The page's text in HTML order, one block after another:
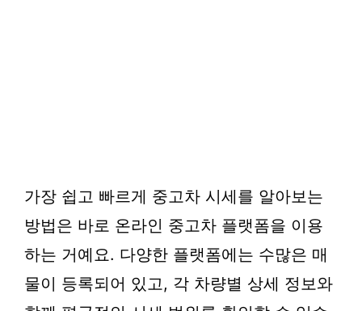
가장 쉽고 빠르게 중고차 시세를 알아보는
방법은 바로 온라인 중고차 플랫폼을 이용
하는 거예요. 다양한 플랫폼에는 수많은 매
물이 등록되어 있고, 각 차량별 상세 정보와